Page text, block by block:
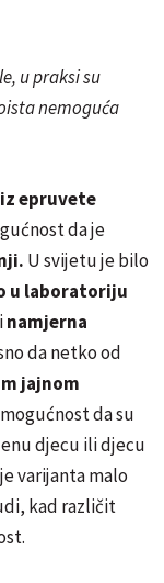
u praksi su
nemoguća
epruvete
da je
U svijetu je bilo
u laboratoriju
namjerna
da netko od
jajnom
da su
djecu ili djecu
varijanta malo
kad različit